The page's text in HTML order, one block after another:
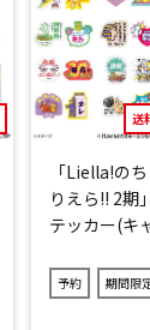
送
「Liella!の
りえら!! 2期
テッカー(キ
ム11種)
予約 期間限